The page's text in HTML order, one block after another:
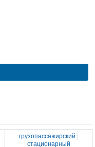
грузопассажирский
стационарный